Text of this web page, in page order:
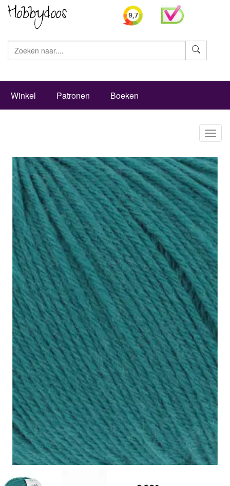
Winkel Patronen Boeken